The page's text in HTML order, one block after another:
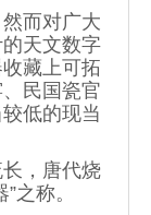
而对广大
天文数字
藏上可拓
民国瓷官
低的现当
，唐代烧
之称。